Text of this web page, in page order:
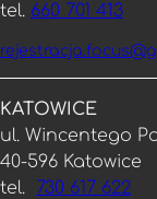
tel. 660 701 413
KATOWICE
ul. Wincentego
40-596 Katowice
tel. 730 617 622